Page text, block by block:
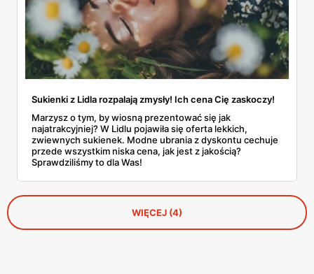
Sukienki z Lidla rozpalają zmysły! Ich cena Cię zaskoczy!
Marzysz o tym, by wiosną prezentować się jak
najatrakcyjniej? W Lidlu pojawiła się oferta lekkich,
zwiewnych sukienek. Modne ubrania z dyskontu cechuje
przede wszystkim niska cena, jak jest z jakością?
Sprawdziliśmy to dla Was!
WIĘCEJ (4)